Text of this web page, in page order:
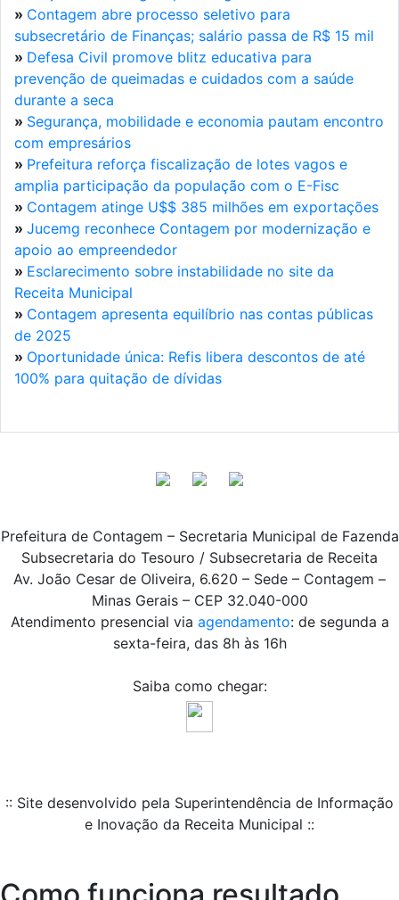
» Contagem abre processo seletivo para
subsecretário de Finanças; salário passa de R$ 15 mil
» Defesa Civil promove blitz educativa para
prevenção de queimadas e cuidados com a saúde
durante a seca
» Segurança, mobilidade e economia pautam encontro
com empresários
» Prefeitura reforça fiscalização de lotes vagos e
amplia participação da população com o E-Fisc
» Contagem atinge U$$ 385 milhões em exportações
» Jucemg reconhece Contagem por modernização e
apoio ao empreendedor
» Esclarecimento sobre instabilidade no site da
Receita Municipal
» Contagem apresenta equilíbrio nas contas públicas
de 2025
» Oportunidade única: Refis libera descontos de até
100% para quitação de dívidas
Prefeitura de Contagem – Secretaria Municipal de Fazenda
Subsecretaria do Tesouro / Subsecretaria de Receita
Av. João Cesar de Oliveira, 6.620 – Sede – Contagem –
Minas Gerais – CEP 32.040-000
Atendimento presencial via agendamento: de segunda a
sexta-feira, das 8h às 16h
Saiba como chegar:
:: Site desenvolvido pela Superintendência de Informação
e Inovação da Receita Municipal ::